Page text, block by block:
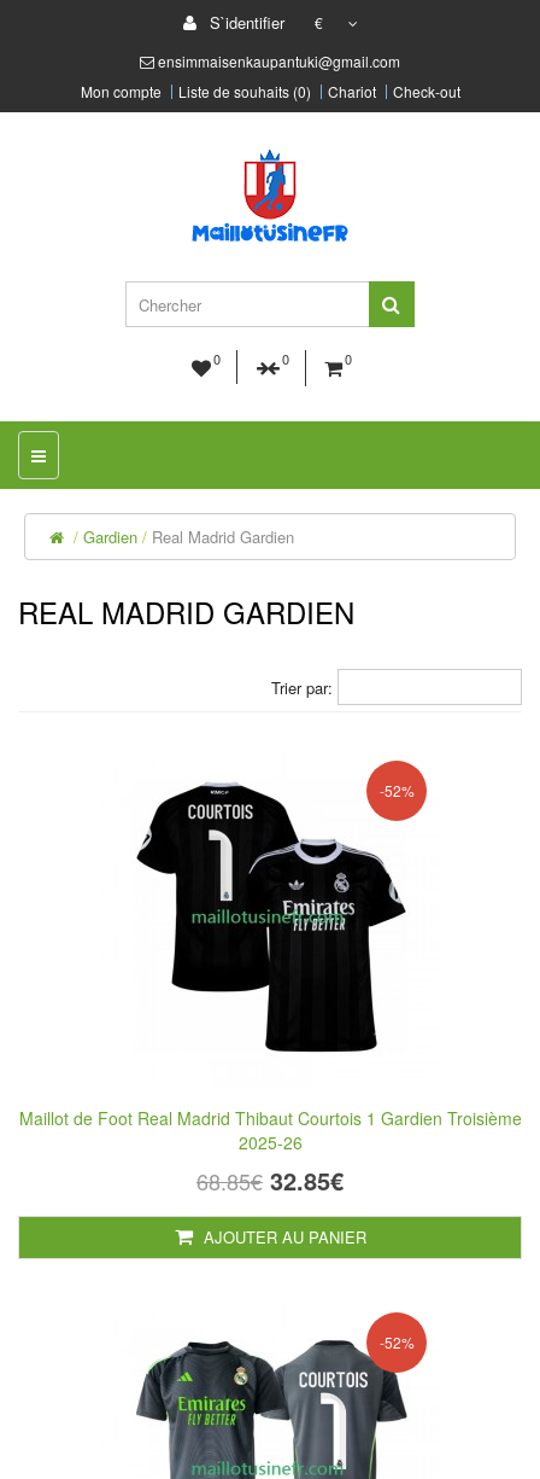
S`identifier
€
ensimmaisenkaupantuki@gmail.com
Mon compte
Liste de souhaits (0) Chariot Check-out
0 0 0
Gardien Real Madrid Gardien
REAL MADRID GARDIEN
Trier par:
-52%
Maillot de Foot Real Madrid Thibaut Courtois 1 Gardien Troisième
2025-26
68.85€ 32.85€
AJOUTER AU PANIER
-52%